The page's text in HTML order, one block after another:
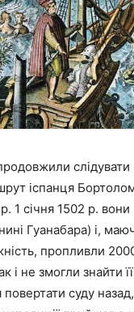
слідувати
іспанця
1 січня 1502 р.
Гуанабара) і,
пропливли
і не змогли знайти
суду